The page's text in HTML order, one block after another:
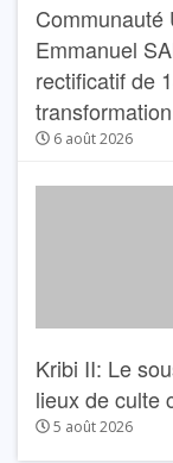
Communauté
Emmanuel
rectificatif de
6 août 2026
Kribi II: Le
lieux de culte
5 août 2026